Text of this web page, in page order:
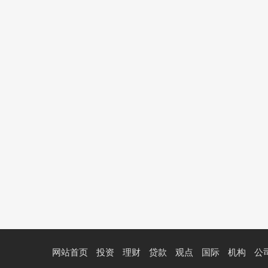
网站首页 投资 理财 贷款 观点 国际 机构 公